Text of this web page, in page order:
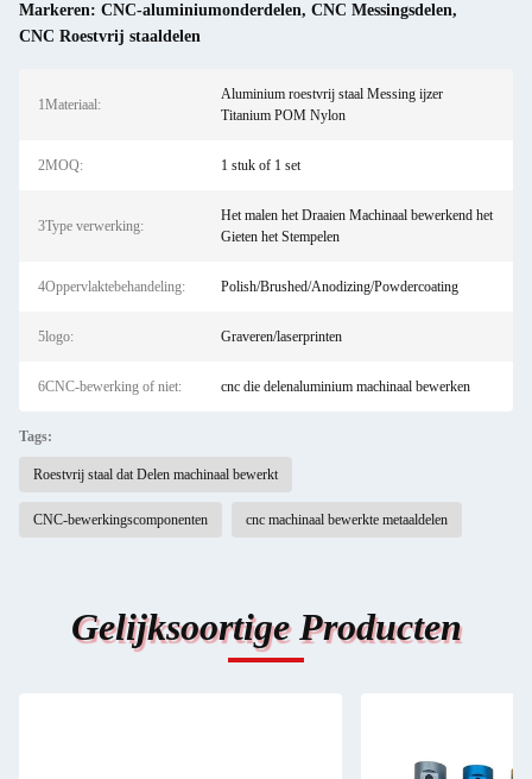
Markeren: CNC-aluminiumonderdelen, CNC Messingsdelen,
CNC Roestvrij staaldelen
1Materiaal:
Aluminium roestvrij staal Messing ijzer
Titanium POM Nylon
2MOQ: 1 stuk of 1 set
3Type verwerking:
Het malen het Draaien Machinaal bewerkend het
Gieten het Stempelen
4Oppervlaktebehandeling: Polish/Brushed/Anodizing/Powdercoating
5logo: Graveren/laserprinten
6CNC-bewerking of niet: cnc die delenaluminium machinaal bewerken
Tags:
Roestvrij staal dat Delen machinaal bewerkt
CNC-bewerkingscomponenten cnc machinaal bewerkte metaaldelen
Gelijksoortige Producten